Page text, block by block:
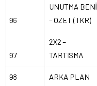
96
UNUTMA BENİ
– OZET (TKR)
97
2X2 –
TARTISMA
98 ARKA PLAN